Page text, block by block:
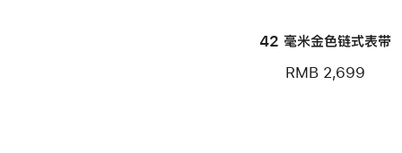
42 毫米金色链式表带
RMB 2,699